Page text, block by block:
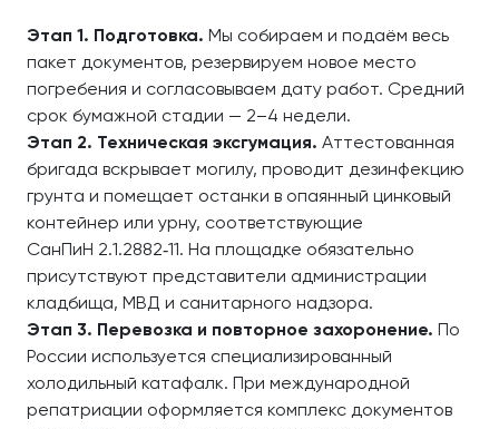
Этап 1. Подготовка. Мы собираем и подаём весь
пакет документов, резервируем новое место
погребения и согласовываем дату работ. Средний
срок бумажной стадии — 2–4 недели.
Этап 2. Техническая эксгумация. Аттестованная
бригада вскрывает могилу, проводит дезинфекцию
грунта и помещает останки в опаянный цинковый
контейнер или урну, соответствующие
СанПиН 2.1.2882‑11. На площадке обязательно
присутствуют представители администрации
кладбища, МВД и санитарного надзора.
Этап 3. Перевозка и повторное захоронение. По
России используется специализированный
холодильный катафалк. При международной
репатриации оформляется комплекс документов